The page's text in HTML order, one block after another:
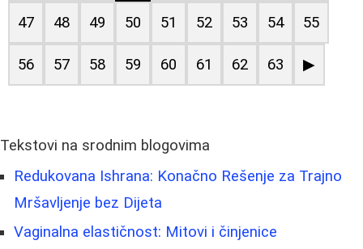
47 48 49 50 51 52 53 54 55
56 57 58 59 60 61 62 63 ▶
Tekstovi na srodnim blogovima
Redukovana Ishrana: Konačno Rešenje za Trajno
Mršavljenje bez Dijeta
Vaginalna elastičnost: Mitovi i činjenice